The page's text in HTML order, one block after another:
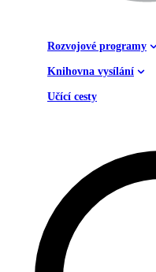
Rozvojové programy
Knihovna vysílání
Učící cesty